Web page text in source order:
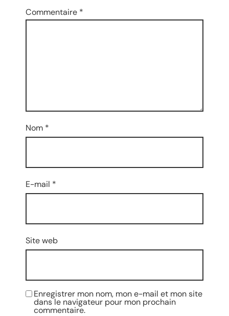
Commentaire *
Nom *
E-mail *
Site web
Enregistrer mon nom, mon e-mail et mon site
dans le navigateur pour mon prochain
commentaire.